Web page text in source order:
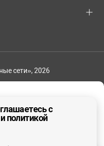
сети», 2026
с
политикой